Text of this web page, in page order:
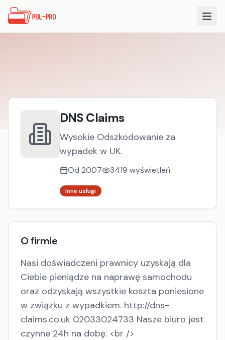
DNS Claims
Wysokie Odszkodowanie za
wypadek w UK.
Od 2007 3419 wyświetleń
Inne usługi
O firmie
Nasi doświadczeni prawnicy uzyskają dla
Ciebie pieniądze na naprawę samochodu
oraz odzyskają wszystkie koszta poniesione
w związku z wypadkiem. http://dns-
claims.co.uk 02033024733 Nasze biuro jest
czynne 24h na dobę. <br />